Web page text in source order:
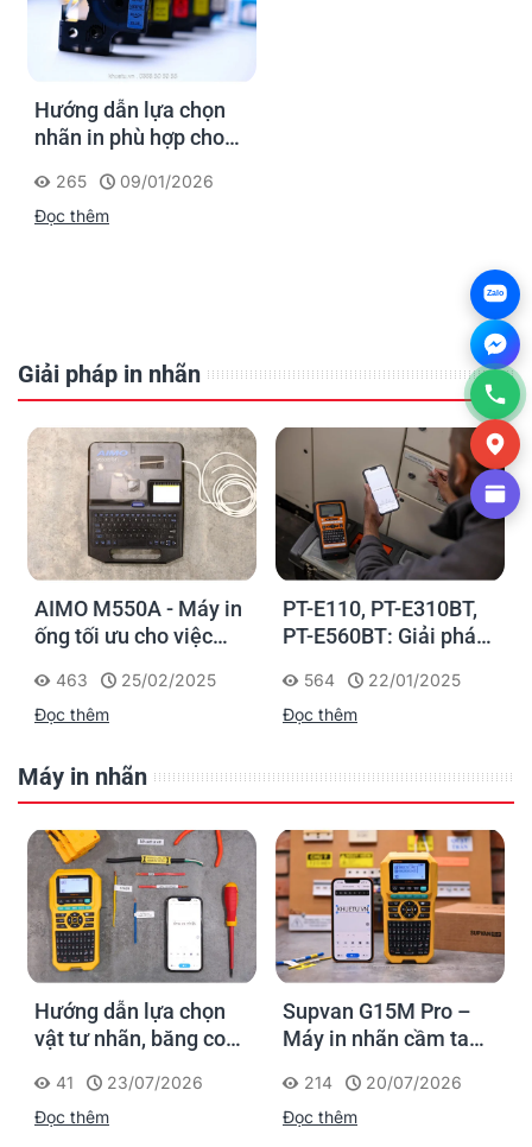
Hướng dẫn lựa chọn
nhãn in phù hợp cho
265
09/01/2026
Đọc thêm
Giải pháp in nhãn
AIMO M550A - Máy in
ống tối ưu cho việc
nhận diện cáp điện,
cáp mạng
463
25/02/2025
Đọc thêm
PT-E110, PT-E310BT,
PT-E560BT: Giải pháp
nghiệp của Brother
564
22/01/2025
Đọc thêm
Máy in nhãn
Hướng dẫn lựa chọn
vật tư nhãn, băng co
Supvan G15M Pro
41
23/07/2026
Đọc thêm
Supvan G15M Pro –
Máy in nhãn cầm tay
dấu một lần, tra cứu
trọn đời công trình
214
20/07/2026
Đọc thêm
Zalo